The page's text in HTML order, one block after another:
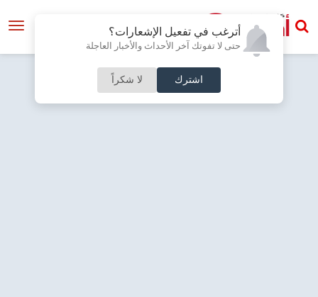
أترغب في تفعيل الإشعارات؟
حتى لا تفوتك آخر الأحداث والأخبار العاجلة
اشترك لا شكراً